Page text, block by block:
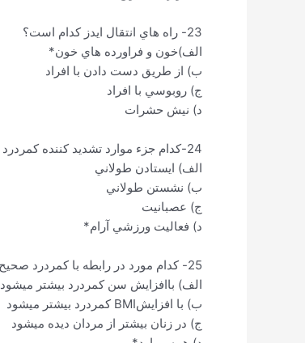
23- راه هاي انتقال ايدز كدام است؟
الف)خون و فراورده هاي خون*
ب) از طريق دست دادن با افراد
ج) روبوسي با افراد
د) نيش حشرات
24-كدام جزء موارد تشديد كننده كمردرد نيست؟
الف) ايستادن طولاني
ب) نشستن طولاني
ج) عصبانيت
د) فعاليت ورزشي آرام*
25- كدام مورد در رابطه با كمردرد صحيح است؟
الف) باافزايش سن كمردرد بيشتر ميشود
ب) با افزايشBMI كمردرد بيشتر ميشود
ج) در زنان بيشتر از مردان ديده ميشود